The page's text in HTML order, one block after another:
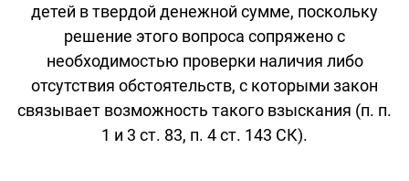
детей в твердой денежной сумме, поскольку
решение этого вопроса сопряжено с
необходимостью проверки наличия либо
отсутствия обстоятельств, с которыми закон
связывает возможность такого взыскания (п. п.
1 и 3 ст. 83, п. 4 ст. 143 СК).